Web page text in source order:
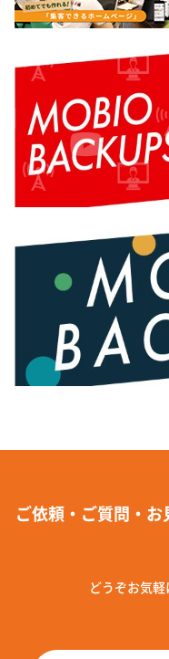
ご依頼・ご質問・
どうぞお気軽